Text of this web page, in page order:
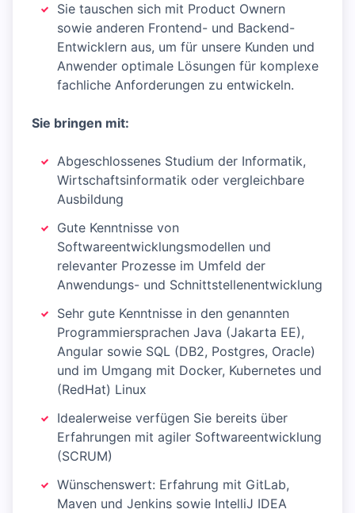
Sie tauschen sich mit Product Ownern
sowie anderen Frontend- und Backend-
Entwicklern aus, um für unsere Kunden und
Anwender optimale Lösungen für komplexe
fachliche Anforderungen zu entwickeln.
Sie bringen mit:
Abgeschlossenes Studium der Informatik,
Wirtschaftsinformatik oder vergleichbare
Ausbildung
Gute Kenntnisse von
Softwareentwicklungsmodellen und
relevanter Prozesse im Umfeld der
Anwendungs- und Schnittstellenentwicklung
Sehr gute Kenntnisse in den genannten
Programmiersprachen Java (Jakarta EE),
Angular sowie SQL (DB2, Postgres, Oracle)
und im Umgang mit Docker, Kubernetes und
(RedHat) Linux
Idealerweise verfügen Sie bereits über
Erfahrungen mit agiler Softwareentwicklung
(SCRUM)
Wünschenswert: Erfahrung mit GitLab,
Maven und Jenkins sowie IntelliJ IDEA